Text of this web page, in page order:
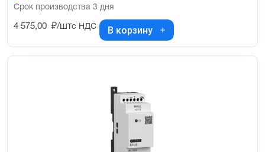
Срок производства 3 дня
4 575,00 ₽/штс НДС В корзину